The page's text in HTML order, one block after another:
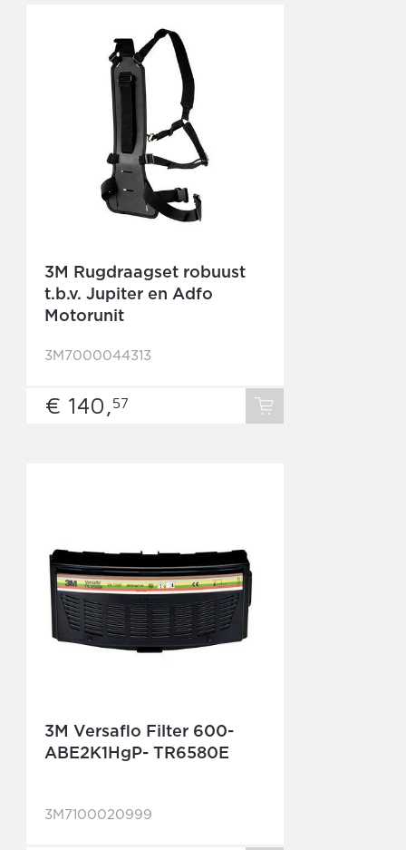
3M Rugdraagset robuust
t.b.v. Jupiter en Adfo
Motorunit
3M7000044313
€ 140,57
3M Versaflo Filter 600-
ABE2K1HgP- TR6580E
3M7100020999